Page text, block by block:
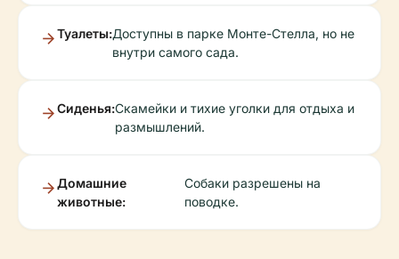
Туалеты:Доступны в парке Монте-Стелла, но не
внутри самого сада.
Сиденья:Скамейки и тихие уголки для отдыха и
размышлений.
Домашние
животные:
Собаки разрешены на
поводке.